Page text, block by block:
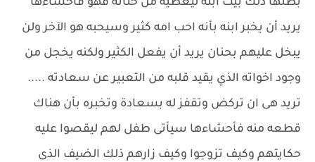
بطنها ذلك بيت ابنه ليعطيه من حنانه فهو فأحشاءها
يريد أن يخبر ابنه بأنه احب امه كثير وسيحبه هو الآخر ولن
يبخل عليهم بحنان يريد أن يفعل الكثير ولكنه يخجل من
وجود اخواته الذي يقيد قلبه من التعبير عن سعادته .....
تريد هى ان تركض وتقفز له بسعادة وتخبره بأن هناك
قطعه منه فأحشاءها سيأتى طفل لهم ليقصوا عليه
حكايتهم وكيف تزوجوا وكيف زارهم ذلك الضيف الذى